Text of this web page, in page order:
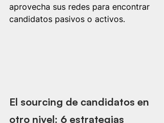
aprovecha sus redes para encontrar
candidatos pasivos o activos.
El sourcing de candidatos en
otro nivel: 6 estrategias